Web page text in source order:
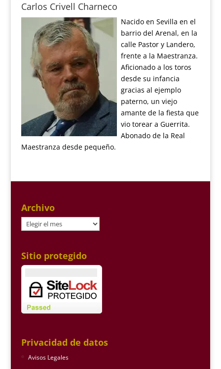
Carlos Crivell Charneco
Nacido en Sevilla en el
barrio del Arenal, en la
calle Pastor y Landero,
frente a la Maestranza.
Aficionado a los toros
desde su infancia
gracias al ejemplo
paterno, un viejo
amante de la fiesta que
vio torear a Guerrita.
Abonado de la Real
Maestranza desde pequeño.
Archivo
Archivo
Sitio protegido
Privacidad de datos
Avisos Legales